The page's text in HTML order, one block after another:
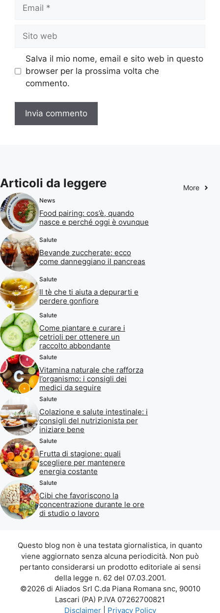
web
Salva il mio nome, email e sito web in questo
browser per la prossima volta che
commento.
Articoli da leggere More
News
Food pairing: cos’è, quando
nasce e perché oggi è ovunque
Salute
Bevande zuccherate: ecco
come danneggiano il pancreas
Salute
Il tè che ti aiuta a depurarti e
perdere gonfiore
Salute
Come piantare e curare i
cetrioli per ottenere un
raccolto abbondante
Salute
Vitamina naturale che rafforza
l’organismo: i consigli dei
medici da seguire
Salute
Colazione e salute intestinale: i
consigli del nutrizionista per
iniziare bene
Salute
Frutta di stagione: quali
scegliere per mantenere
energia costante
Salute
Cibi che favoriscono la
concentrazione durante le ore
di studio o lavoro
Questo blog non è una testata giornalistica, in quanto
viene aggiornato senza alcuna periodicità. Non può
pertanto considerarsi un prodotto editoriale ai sensi
della legge n. 62 del 07.03.2001.
©2026 di Aliados Srl C.da Piana Romana snc, 90010
Lascari (PA) P.IVA 07262700821
Disclaimer| Privacy Policy